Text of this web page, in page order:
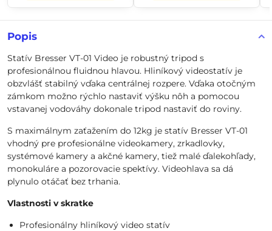
Popis
Statív Bresser VT-01 Video je robustný tripod s
profesionálnou fluidnou hlavou. Hliníkový videostatív je
obzvlášť stabilný vďaka centrálnej rozpere. Vďaka otočným
zámkom možno rýchlo nastaviť výšku nôh a pomocou
vstavanej vodováhy dokonale tripod nastaviť do roviny.
S maximálnym zaťažením do 12kg je statív Bresser VT-01
vhodný pre profesionálne videokamery, zrkadlovky,
systémové kamery a akčné kamery, tiež malé ďalekohľady,
monokuláre a pozorovacie spektívy. Videohlava sa dá
plynulo otáčať bez trhania.
Vlastnosti v skratke
Profesionálny hliníkový video statív